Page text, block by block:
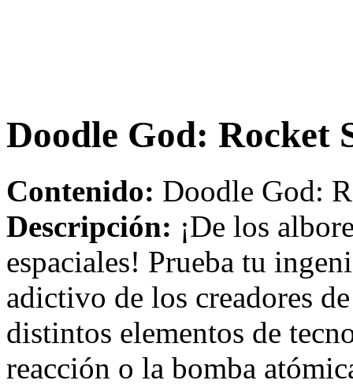
Doodle God: Rocket
Contenido: Doodle God:
Descripción: ¡De los
espaciales! Prueba tu
adictivo de los creadores
distintos elementos de
reacción o la bomba